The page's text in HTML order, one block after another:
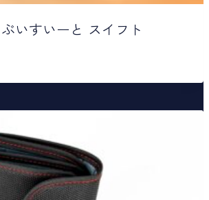
いすいーと スイフト